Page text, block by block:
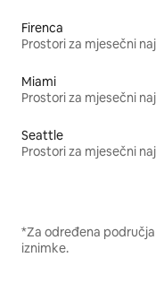
Firenca
Prostori za mjesečni
Miami
Prostori za mjesečni
Seattle
Prostori za mjesečni
*Za određena
iznimke.